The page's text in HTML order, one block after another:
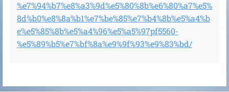
%e7%94%b7%e8%a3%9d%e5%80%8b%e6%80%a7%e5%
8d%b0%e8%8a%b1%e7%be%85%e7%b4%8b%e5%a4%b
e%e5%85%8b%e5%a4%96%e5%a5%97pf5560-
%e5%89%b5%e7%bf%8a%e9%9f%93%e9%83%bd/